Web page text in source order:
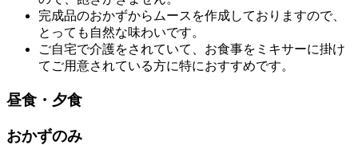
完成品のおかずからムースを作成しておりますので、
とっても自然な味わいです。
ご自宅で介護をされていて、お食事をミキサーに掛け
てご用意されている方に特におすすめです。
昼食・夕食
おかずのみ